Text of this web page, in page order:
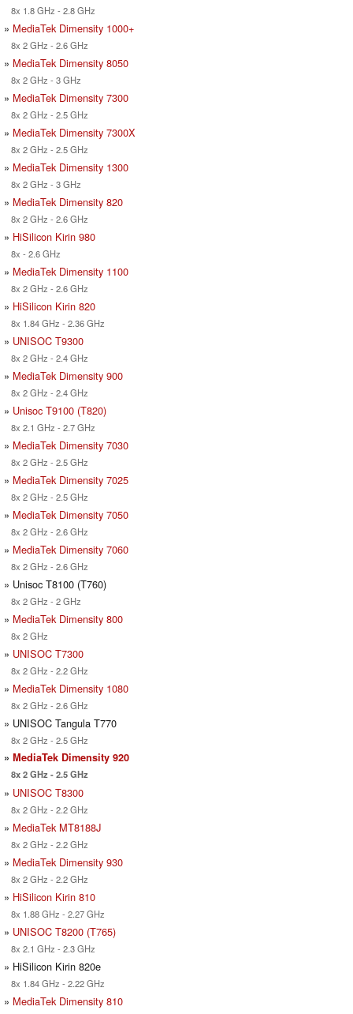
8x 1.8 GHz - 2.8 GHz
» MediaTek Dimensity 1000+
8x 2 GHz - 2.6 GHz
» MediaTek Dimensity 8050
8x 2 GHz - 3 GHz
» MediaTek Dimensity 7300
8x 2 GHz - 2.5 GHz
» MediaTek Dimensity 7300X
8x 2 GHz - 2.5 GHz
» MediaTek Dimensity 1300
8x 2 GHz - 3 GHz
» MediaTek Dimensity 820
8x 2 GHz - 2.6 GHz
» HiSilicon Kirin 980
8x - 2.6 GHz
» MediaTek Dimensity 1100
8x 2 GHz - 2.6 GHz
» HiSilicon Kirin 820
8x 1.84 GHz - 2.36 GHz
» UNISOC T9300
8x 2 GHz - 2.4 GHz
» MediaTek Dimensity 900
8x 2 GHz - 2.4 GHz
» Unisoc T9100 (T820)
8x 2.1 GHz - 2.7 GHz
» MediaTek Dimensity 7030
8x 2 GHz - 2.5 GHz
» MediaTek Dimensity 7025
8x 2 GHz - 2.5 GHz
» MediaTek Dimensity 7050
8x 2 GHz - 2.6 GHz
» MediaTek Dimensity 7060
8x 2 GHz - 2.6 GHz
» Unisoc T8100 (T760)
8x 2 GHz - 2 GHz
» MediaTek Dimensity 800
8x 2 GHz
» UNISOC T7300
8x 2 GHz - 2.2 GHz
» MediaTek Dimensity 1080
8x 2 GHz - 2.6 GHz
» UNISOC Tangula T770
8x 2 GHz - 2.5 GHz
» MediaTek Dimensity 920
8x 2 GHz - 2.5 GHz
» UNISOC T8300
8x 2 GHz - 2.2 GHz
» MediaTek MT8188J
8x 2 GHz - 2.2 GHz
» MediaTek Dimensity 930
8x 2 GHz - 2.2 GHz
» HiSilicon Kirin 810
8x 1.88 GHz - 2.27 GHz
» UNISOC T8200 (T765)
8x 2.1 GHz - 2.3 GHz
» HiSilicon Kirin 820e
8x 1.84 GHz - 2.22 GHz
» MediaTek Dimensity 810